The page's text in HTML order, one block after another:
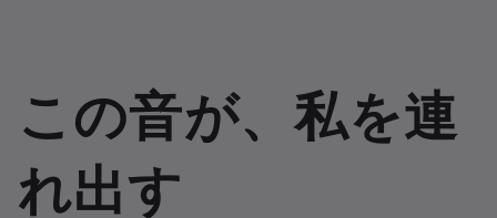
この音が、私を連
れ出す